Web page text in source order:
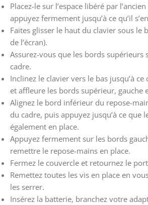
Placez-le sur l’espace libéré par
appuyez fermement jusqu’à ce qu’il
Faites glisser le haut du clavier sous le
de l’écran).
Assurez-vous que les bords supérieurs
cadre.
Inclinez le clavier vers le bas jusqu’à ce
et affleure les bords supérieur, gauche
Alignez le bord inférieur du repose-
du cadre, puis appuyez jusqu’à ce que
également en place.
Appuyez fermement sur les bords
remettre le repose-mains en place.
Fermez le couvercle et retournez le
Remettez toutes les vis en place en
les serrer.
Insérez la batterie, branchez votre